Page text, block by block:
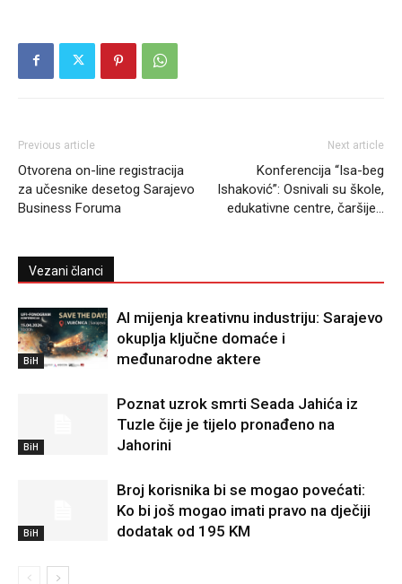
Previous article
Otvorena on-line registracija
za učesnike desetog Sarajevo
Business Foruma
Next article
Konferencija “Isa-beg
Ishaković”: Osnivali su škole,
edukativne centre, čaršije…
Vezani članci
BiH
AI mijenja kreativnu industriju: Sarajevo
okuplja ključne domaće i
međunarodne aktere
BiH
Poznat uzrok smrti Seada Jahića iz
Tuzle čije je tijelo pronađeno na
Jahorini
BiH
Broj korisnika bi se mogao povećati:
Ko bi još mogao imati pravo na dječiji
dodatak od 195 KM